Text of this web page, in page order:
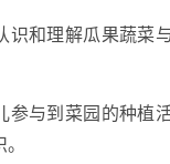
识和理解瓜果蔬菜
参与到菜园的种植